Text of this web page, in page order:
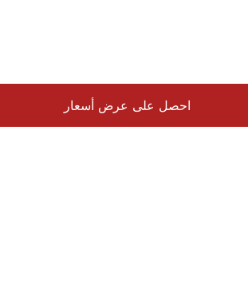
احصل على عرض أسعار